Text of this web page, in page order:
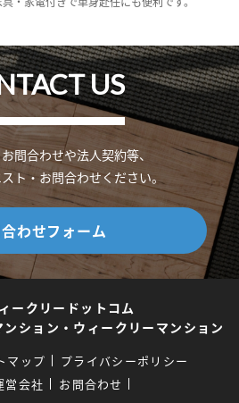
US
問合わせや法人契約等、
ト・お問合わせください。
わせフォーム
ークリードットコム
ション・ウィークリーマンション
マップ
プライバシーポリシー
営会社
お問合わせ